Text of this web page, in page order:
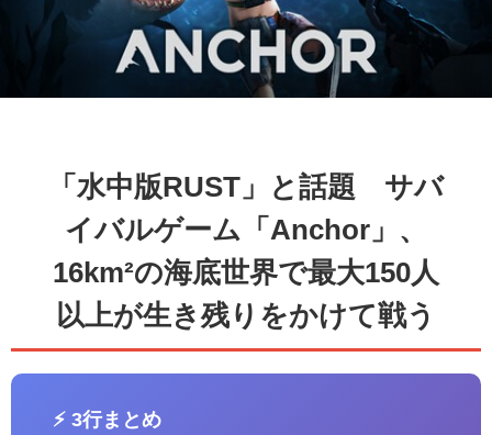
「水中版RUST」と話題 サバ
イバルゲーム「Anchor」、
16km²の海底世界で最大150人
以上が生き残りをかけて戦う
⚡ 3行まとめ